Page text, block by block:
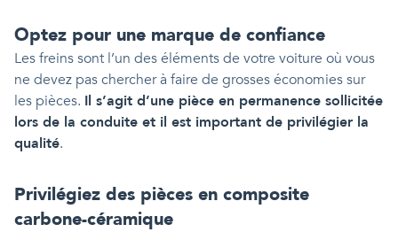
Optez pour une marque de confiance
Les freins sont l’un des éléments de votre voiture où vous
ne devez pas chercher à faire de grosses économies sur
les pièces. Il s’agit d’une pièce en permanence sollicitée
lors de la conduite et il est important de privilégier la
qualité.
Privilégiez des pièces en composite
carbone-céramique